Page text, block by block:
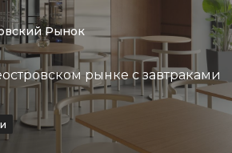
Рынок
рынке с завтраками